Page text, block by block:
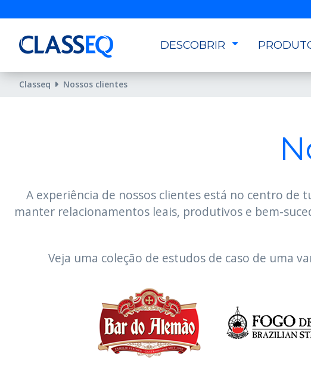
DESCOBRIR
Classeq Nossos clientes
A experiência de nossos clientes está no centro
manter relacionamentos leais, produtivos e bem-
Veja uma coleção de estudos de caso de uma